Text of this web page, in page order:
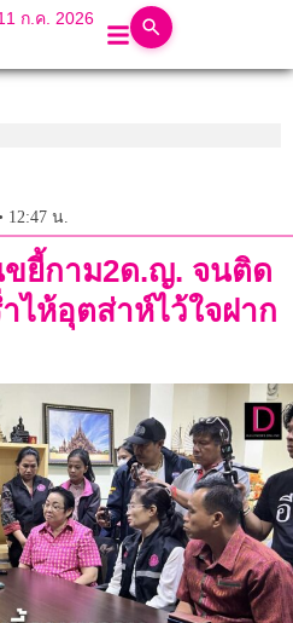
ก.ค. 2026
12:47 น.
ขยี้กาม2ด.ญ. จนติด
ไห้อุตส่าห์ไว้ใจฝาก